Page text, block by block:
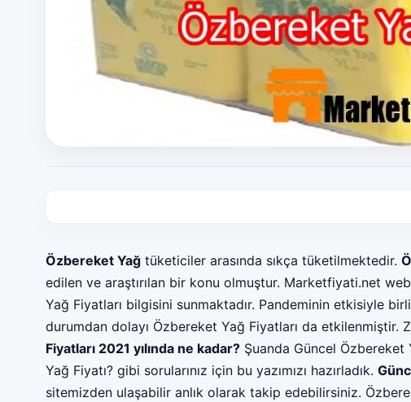
Özbereket Yağ tüketiciler arasında sıkça tüketilmektedir.
edilen ve araştırılan bir konu olmuştur. Marketfiyati.net
Yağ Fiyatları bilgisini sunmaktadır. Pandeminin etkisiyle
durumdan dolayı Özbereket Yağ Fiyatları da etkilenmiştir.
Fiyatları 2021 yılında ne kadar? Şuanda Güncel Özbereket
Yağ Fiyatı? gibi sorularınız için bu yazımızı hazırladık.
sitemizden ulaşabilir anlık olarak takip edebilirsiniz.